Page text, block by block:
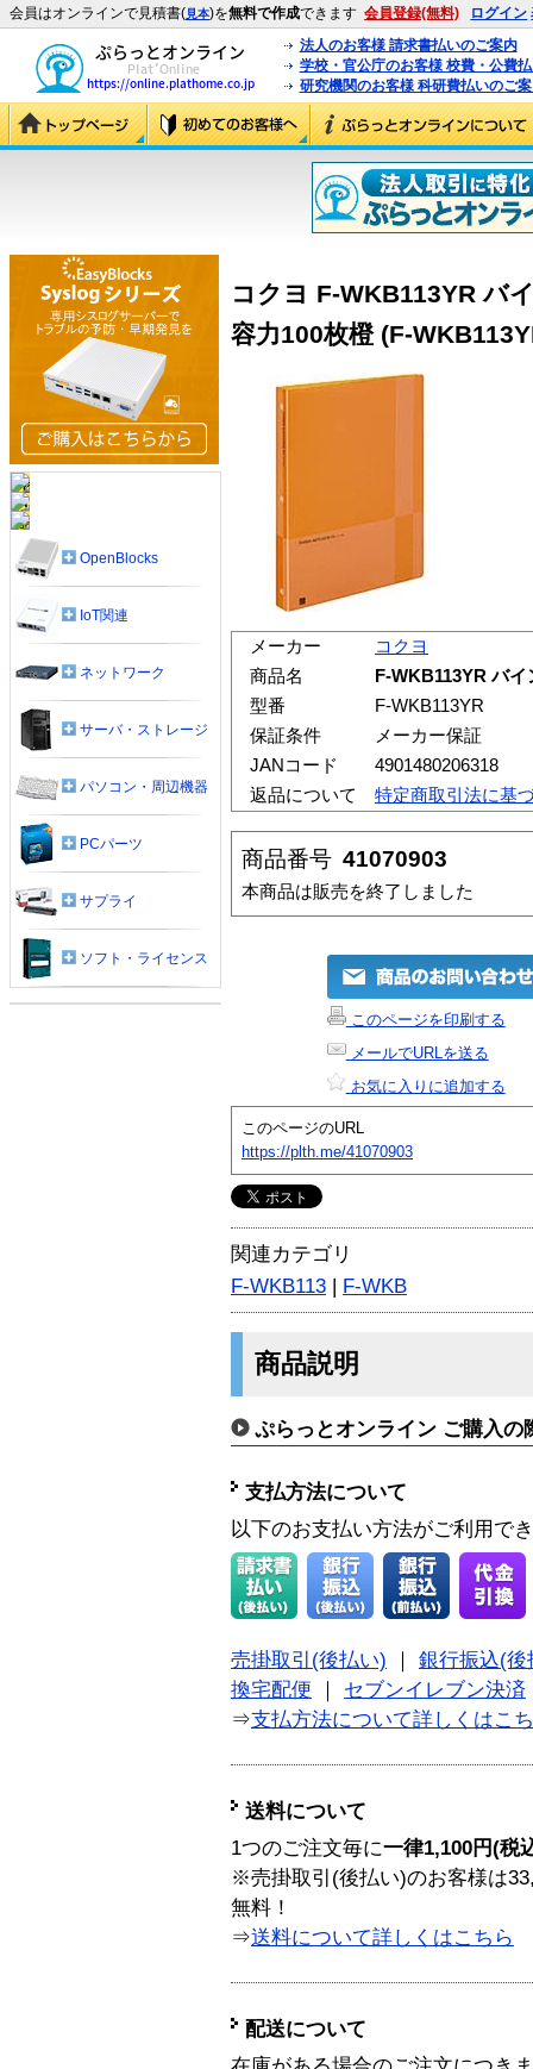
会員はオンラインで見積書(見本)を無料で作成できます 会員登録(無料) ログイン
法人のお客様 請求書払いのご案内
学校・官公庁のお客様 校費・公費
研究機関のお客様 科研費払いのご
コクヨ F-WKB113YR バ
容力100枚橙 (F-
メーカー
コクヨ
商品名
F-WKB113YR バ
型番
F-WKB113YR
保証条件
メーカー保証
JANコード
4901480206318
返品について
特定商取引法に基
商品番号 41070903
本商品は販売を終了しました
このページを印刷する
メールでURLを送る
お気に入りに追加する
このページのURL
https://plth.me/41070903
関連カテゴリ
F-WKB113 | F-WKB
商品説明
ぷらっとオンライン ご購入の
支払方法について
以下のお支払い方法がご利用で
売掛取引(後払い)
銀行振込(後
換宅配便
セブンイレブン決済
⇒支払方法について詳しくはこ
送料について
1つのご注文毎に一律1,100円(税
※売掛取引(後払い)のお客様は
無料！
⇒送料について詳しくはこちら
配送について
OpenBlocks
IoT関連
ネットワーク
サーバ・ストレージ
パソコン・周辺機器
PCパーツ
サプライ
ソフト・ライセンス